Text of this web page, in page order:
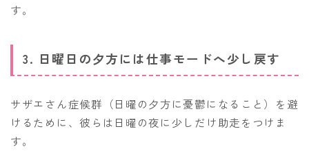
す。
3. 日曜日の夕方には仕事モードへ少し戻す
サザエさん症候群（日曜の夕方に憂鬱になること）を避
けるために、彼らは日曜の夜に少しだけ助走をつけま
す。